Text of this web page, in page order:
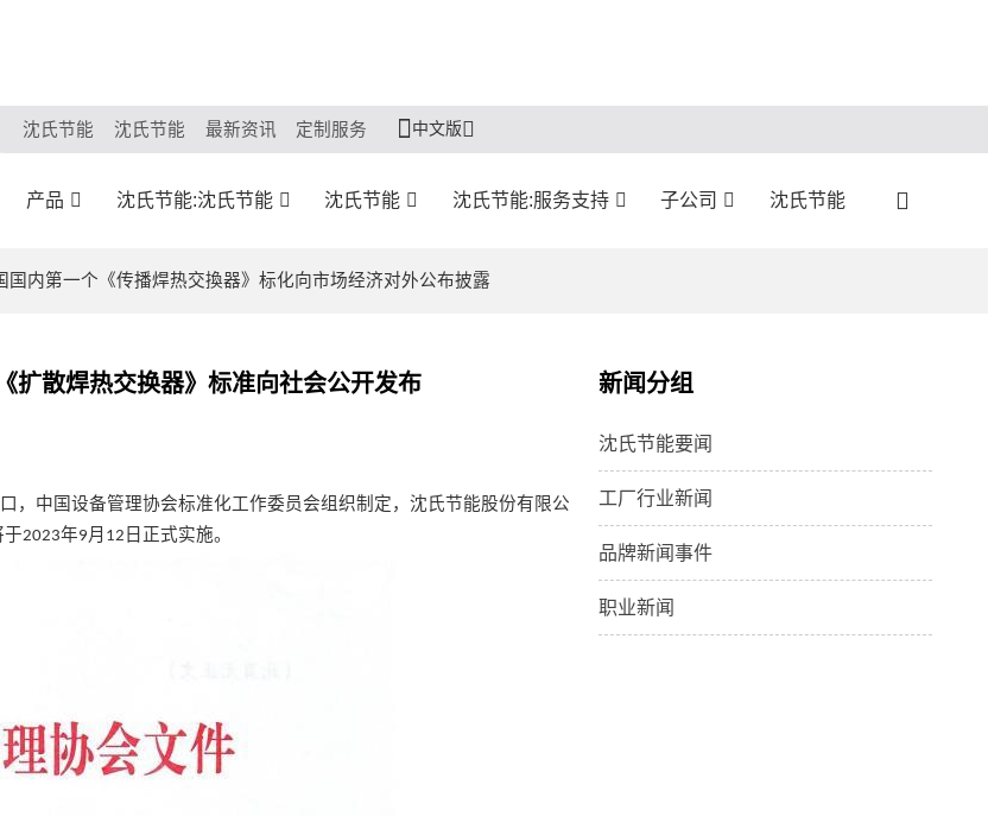
沈氏节能 沈氏节能 最新资讯 定制服务 中文版
产品 沈氏节能:沈氏节能 沈氏节能 沈氏节能:服务支持 子公司 沈氏节能
内第一个《传播焊热交換器》标化向市场经济对外公布披露
扩散焊热交换器》标准向社会公开发布
，中国设备管理协会标准化工作委员会组织制定， 沈氏节能股份有限公
于2023年9 月 12 日正式实施。
新闻分组
沈氏节能要闻
工厂行业新闻
品牌新闻事件
职业新闻